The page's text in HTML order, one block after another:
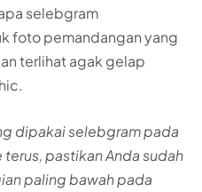
selebgram
foto pemandangan yang
terlihat agak gelap
dipakai selebgram pada
pastikan Anda sudah
paling bawah pada